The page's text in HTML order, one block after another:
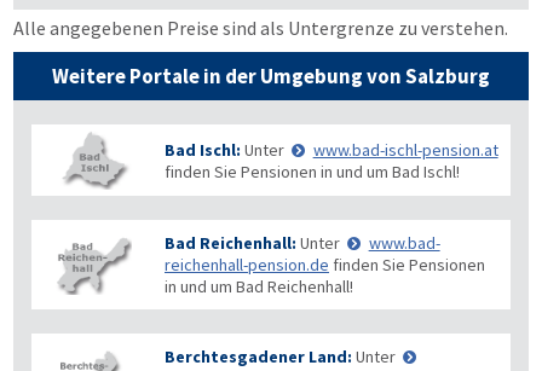
Alle angegebenen Preise sind als Untergrenze zu verstehen.
Weitere Portale in der Umgebung von Salzburg
Bad Ischl: Unter
www.bad-ischl-pension.at
finden Sie Pensionen in und um Bad Ischl!
Bad Reichenhall: Unter
www.bad-
reichenhall-pension.de finden Sie Pensionen
in und um Bad Reichenhall!
Berchtesgadener Land: Unter